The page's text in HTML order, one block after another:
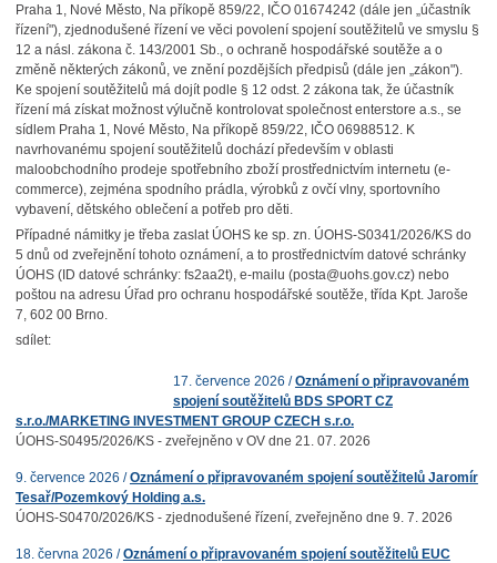
Praha 1, Nové Město, Na příkopě 859/22, IČO 01674242 (dále jen „účastník
řízení"), zjednodušené řízení ve věci povolení spojení soutěžitelů ve smyslu §
12 a násl. zákona č. 143/2001 Sb., o ochraně hospodářské soutěže a o
změně některých zákonů, ve znění pozdějších předpisů (dále jen „zákon").
Ke spojení soutěžitelů má dojít podle § 12 odst. 2 zákona tak, že účastník
řízení má získat možnost výlučně kontrolovat společnost enterstore a.s., se
sídlem Praha 1, Nové Město, Na příkopě 859/22, IČO 06988512. K
navrhovanému spojení soutěžitelů dochází především v oblasti
maloobchodního prodeje spotřebního zboží prostřednictvím internetu (e-
commerce), zejména spodního prádla, výrobků z ovčí vlny, sportovního
vybavení, dětského oblečení a potřeb pro děti.
Případné námitky je třeba zaslat ÚOHS ke sp. zn. ÚOHS-S0341/2026/KS do
5 dnů od zveřejnění tohoto oznámení, a to prostřednictvím datové schránky
ÚOHS (ID datové schránky: fs2aa2t), e-mailu (posta@uohs.gov.cz) nebo
poštou na adresu Úřad pro ochranu hospodářské soutěže, třída Kpt. Jaroše
7, 602 00 Brno.
sdílet:
17. července 2026 /Oznámení o připravovaném
spojení soutěžitelů BDS SPORT CZ
s.r.o./MARKETING INVESTMENT GROUP CZECH s.r.o.
ÚOHS-S0495/2026/KS - zveřejněno v OV dne 21. 07. 2026
9. července 2026 /Oznámení o připravovaném spojení soutěžitelů Jaromír
Tesař/Pozemkový Holding a.s.
ÚOHS-S0470/2026/KS - zjednodušené řízení, zveřejněno dne 9. 7. 2026
18. června 2026 /Oznámení o připravovaném spojení soutěžitelů EUC